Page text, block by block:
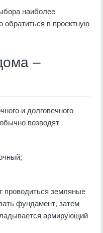
наиболее
в проектную
–
и долговечного
возводят
проводиться земляные
фундамент, затем
армирующий